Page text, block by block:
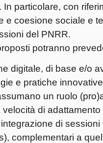
In particolare, con
e coesione sociale e
del PNRR.
potranno
digitale, di base e/o
e pratiche
un ruolo
velocità di
di
complementari a